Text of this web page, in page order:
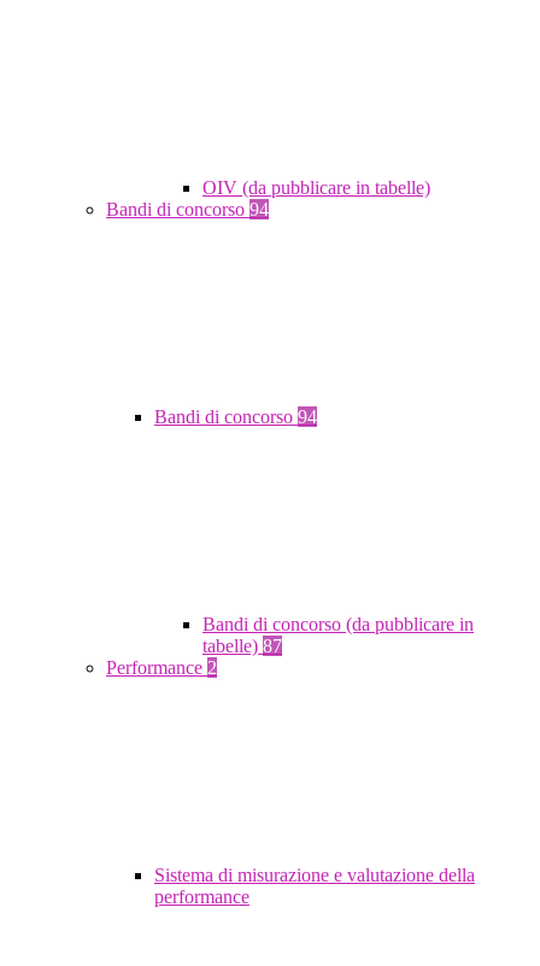
OIV (da pubblicare in tabelle)
Bandi di concorso 94
Bandi di concorso 94
Bandi di concorso (da pubblicare in
tabelle) 87
Performance 2
Sistema di misurazione e valutazione della
performance